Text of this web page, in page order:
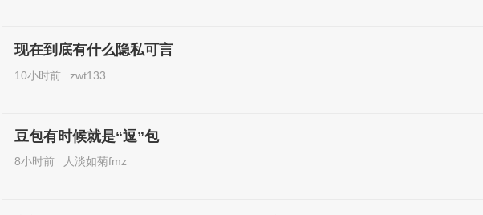
现在到底有什么隐私可言
10小时前 zwt133
豆包有时候就是“逗”包
8小时前 人淡如菊fmz